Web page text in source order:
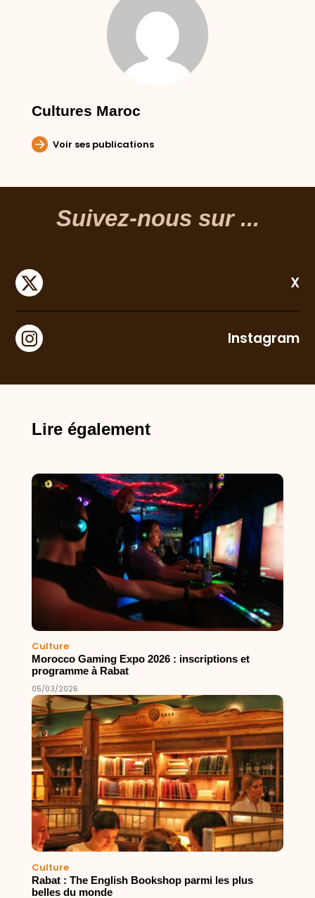
Cultures Maroc
Voir ses publications
Suivez-nous sur ...
X
Instagram
Lire également
Culture
Morocco Gaming Expo 2026 : inscriptions et
programme à Rabat
05/03/2026
Culture
Rabat : The English Bookshop parmi les plus
belles du monde